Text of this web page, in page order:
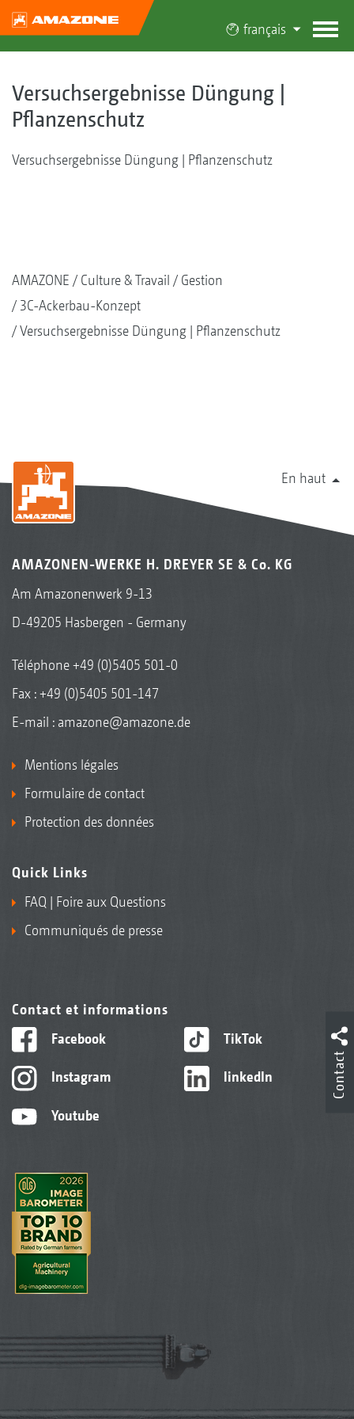
français
Versuchsergebnisse Düngung |
Pflanzenschutz
Versuchsergebnisse Düngung | Pflanzenschutz
AMAZONE Culture & Travail
Gestion
3C-Ackerbau-Konzept
Versuchsergebnisse Düngung | Pflanzenschutz
En haut
AMAZONEN-WERKE H. DREYER SE & Co. KG
Am Amazonenwerk 9-13
D-49205 Hasbergen - Germany
Téléphone+49 (0)5405 501-0
Fax : +49 (0)5405 501-147
E-mail : amazone@amazone.de
Mentions légales
Formulaire de contact
Protection des données
Quick Links
FAQ | Foire aux Questions
Communiqués de presse
Contact et informations
Facebook
Instagram
Youtube
TikTok
linkedIn Contact